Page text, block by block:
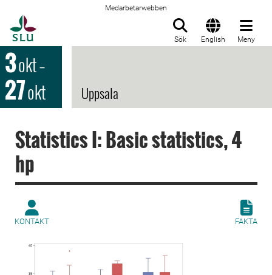
Medarbetarwebben
Sök English Meny
3okt–
27okt Uppsala
Statistics I: Basic statistics, 4
hp
KONTAKT FAKTA